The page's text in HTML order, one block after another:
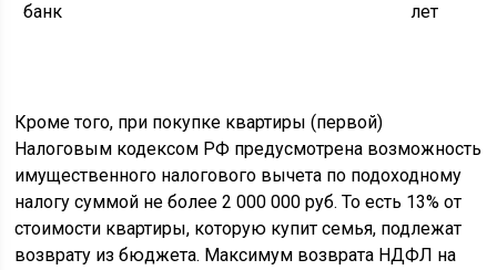
банк
лет
Кроме того, при покупке квартиры (первой)
Налоговым кодексом РФ предусмотрена возможность
имущественного налогового вычета по подоходному
налогу суммой не более 2 000 000 руб. То есть 13% от
стоимости квартиры, которую купит семья, подлежат
возврату из бюджета. Максимум возврата НДФЛ на